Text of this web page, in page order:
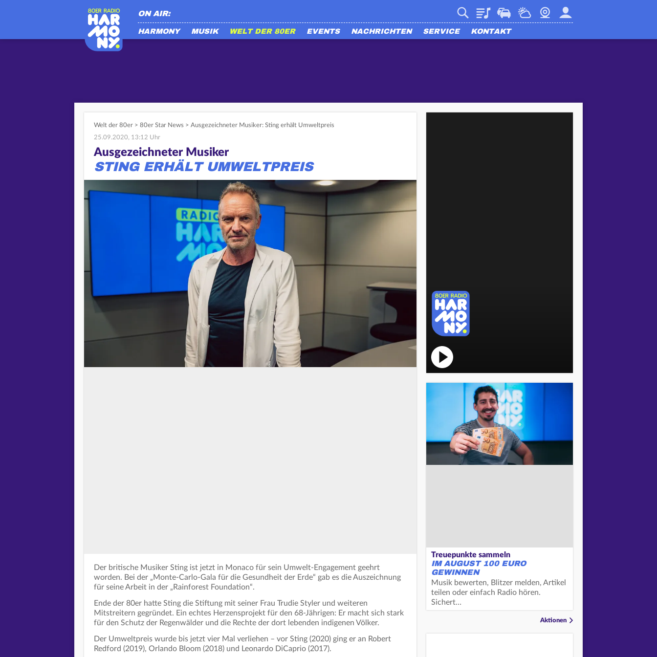
ON AIR: PlaylistVerkehrWetterWebcamMein harmony
HARMONY MUSIK WELT DER 80ER EVENTS NACHRICHTEN SERVICE KONTAKT
Welt der 80er > 80er Star News > Ausgezeichneter Musiker: Sting erhält Umweltpreis
25.09.2020, 13:12 Uhr
Ausgezeichneter Musiker
STING ERHÄLT UMWELTPREIS
Der britische Musiker Sting ist jetzt in Monaco für sein Umwelt-Engagement geehrt
worden. Bei der „Monte-Carlo-Gala für die Gesundheit der Erde“ gab es die Auszeichnung
für seine Arbeit in der „Rainforest Foundation“.
Ende der 80er hatte Sting die Stiftung mit seiner Frau Trudie Styler und weiteren
Mitstreitern gegründet. Ein echtes Herzensprojekt für den 68-Jährigen: Er macht sich stark
für den Schutz der Regenwälder und die Rechte der dort lebenden indigenen Völker.
Der Umweltpreis wurde bis jetzt vier Mal verliehen – vor Sting (2020) ging er an Robert
Redford (2019), Orlando Bloom (2018) und Leonardo DiCaprio (2017).
Treuepunkte sammeln
IM AUGUST 100 EURO
GEWINNEN
Musik bewerten, Blitzer melden, Artikel
teilen oder einfach Radio hören.
Sichert…
Aktionen